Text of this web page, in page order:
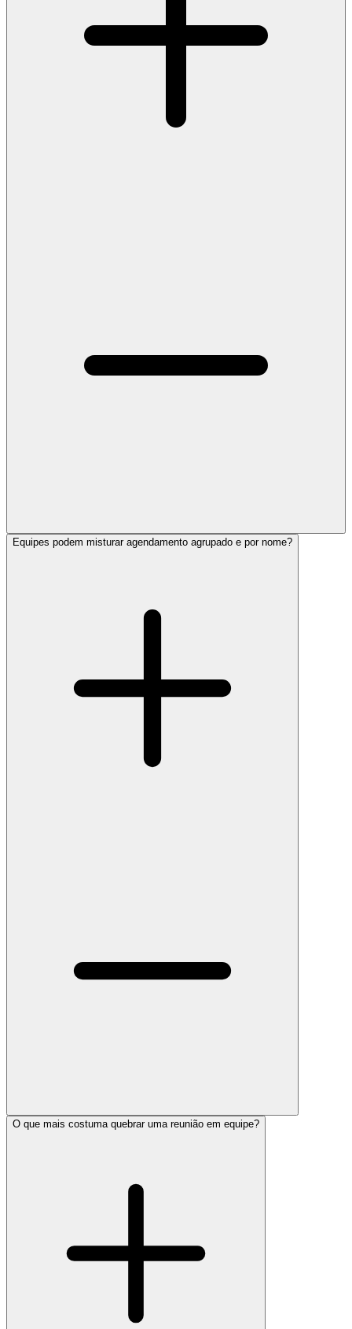
Equipes podem misturar agendamento agrupado e por nome?
O que mais costuma quebrar uma reunião em equipe?